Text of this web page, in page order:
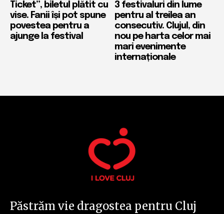
Ticket”, biletul plătit cu
vise. Fanii își pot spune
povestea pentru a
ajunge la festival
3 festivaluri din lume
pentru al treilea an
consecutiv. Clujul, din
nou pe harta celor mai
mari evenimente
internaționale
Păstrăm vie dragostea pentru Cluj